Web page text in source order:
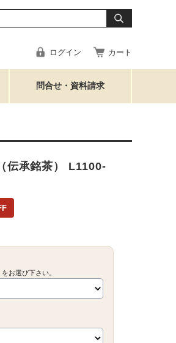
ログイン カート
問合せ・資料請求
伝承銘茶） L1100-
お選び下さい。